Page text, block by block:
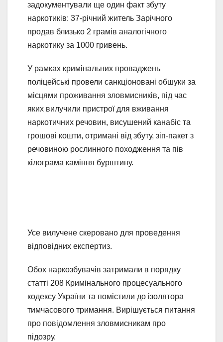
задокументували ще один факт збуту
наркотиків: 37-річний житель Зарічного
продав близько 2 грамів аналогічного
наркотику за 1000 гривень.
У рамках кримінальних проваджень
поліцейські провели санкціоновані обшуки за
місцями проживання зловмисників, під час
яких вилучили пристрої для вживання
наркотичних речовин, висушений канабіс та
грошові кошти, отримані від збуту, зіп-пакет з
речовиною рослинного походження та пів
кілограма каміння бурштину.
Усе вилучене скеровано для проведення
відповідних експертиз.
Обох наркозбувачів затримали в порядку
статті 208 Кримінального процесуального
кодексу України та помістили до ізолятора
тимчасового тримання. Вирішується питання
про повідомлення зловмисникам про
підозру.